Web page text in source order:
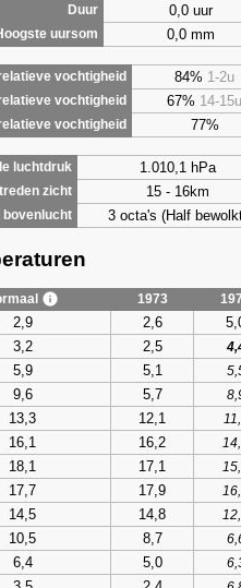
Duur 0,0 uur
uursom 0,0 mm
vochtigheid 84% 1-2u
vochtigheid 67% 14-15u
vochtigheid 77%
luchtdruk 1.010,1 hPa
zicht 15 - 16km
bovenlucht 3 octa's (Half
1973
2,9 2,6
3,2 2,5
5,9 5,1
9,6 5,7
13,3 12,1
16,1 16,2
18,1 17,1
17,7 17,9
14,5 14,8
10,5 8,7
6,4 5,0